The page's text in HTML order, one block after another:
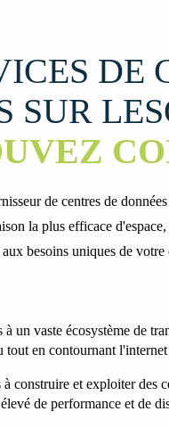
DE
SUR
de centres de
la plus efficace
besoins uniques de
un vaste écosystème de
tout en contournant
construire et exploiter des
de performance et de